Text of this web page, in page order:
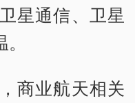
星通信、卫星
业航天相关